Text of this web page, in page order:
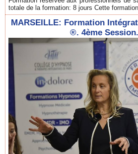
totale de la formation: 8 jours Cette formation
MARSEILLE: Formation
®. 4ème